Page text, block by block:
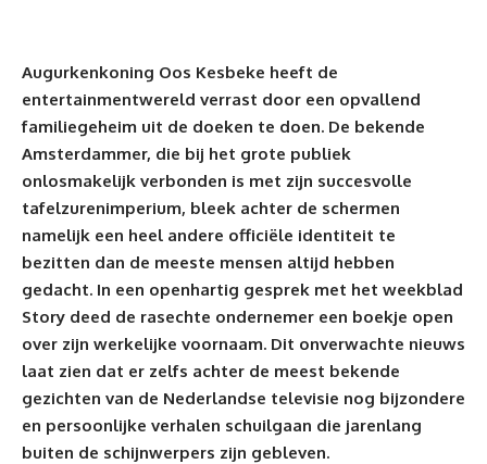
Augurkenkoning Oos Kesbeke heeft de
entertainmentwereld verrast door een opvallend
familiegeheim uit de doeken te doen. De bekende
Amsterdammer, die bij het grote publiek
onlosmakelijk verbonden is met zijn succesvolle
tafelzurenimperium, bleek achter de schermen
namelijk een heel andere officiële identiteit te
bezitten dan de meeste mensen altijd hebben
gedacht. In een openhartig gesprek met het weekblad
Story deed de rasechte ondernemer een boekje open
over zijn werkelijke voornaam. Dit onverwachte nieuws
laat zien dat er zelfs achter de meest bekende
gezichten van de Nederlandse televisie nog bijzondere
en persoonlijke verhalen schuilgaan die jarenlang
buiten de schijnwerpers zijn gebleven.